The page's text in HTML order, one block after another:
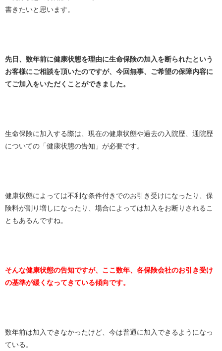
書きたいと思います。
先日、数年前に健康状態を理由に生命保険の加入を断られたという
お客様にご相談を頂いたのですが、今回無事、ご希望の保障内容に
てご加入をいただくことができました。
生命保険に加入する際は、現在の健康状態や過去の入院歴、通院歴
についての「健康状態の告知」が必要です。
健康状態によっては不利な条件付きでのお引き受けになったり、保
険料が割り増しになったり、場合によっては加入をお断りされるこ
ともあるんですね。
そんな健康状態の告知ですが、ここ数年、各保険会社のお引き受け
の基準が緩くなってきている傾向です。
数年前は加入できなかったけど、今は普通に加入できるようになっ
ている。